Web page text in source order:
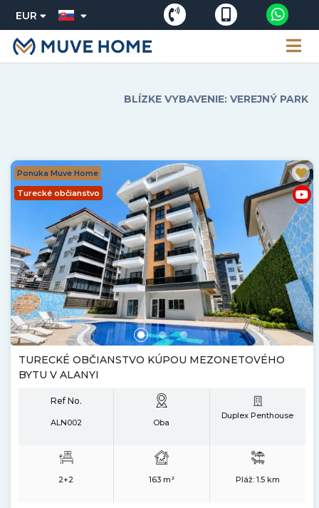
EUR
BLÍZKE VYBAVENIE: VEREJNÝ PARK
Ponuka Muve Home
Turecké občianstvo
TURECKÉ OBČIANSTVO KÚPOU MEZONETOVÉHO
BYTU V ALANYI
Ref No.
ALN002 Oba
Duplex Penthouse
2+2 163 m² Pláž: 1.5 km